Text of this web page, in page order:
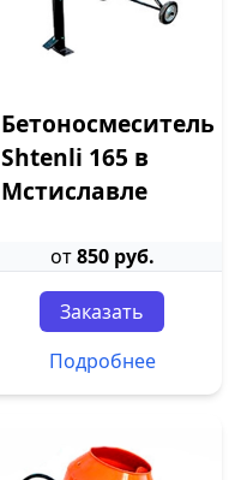
Бетоносмеситель
Shtenli 165 в
Мстиславле
от850 руб.
Заказать
Подробнее